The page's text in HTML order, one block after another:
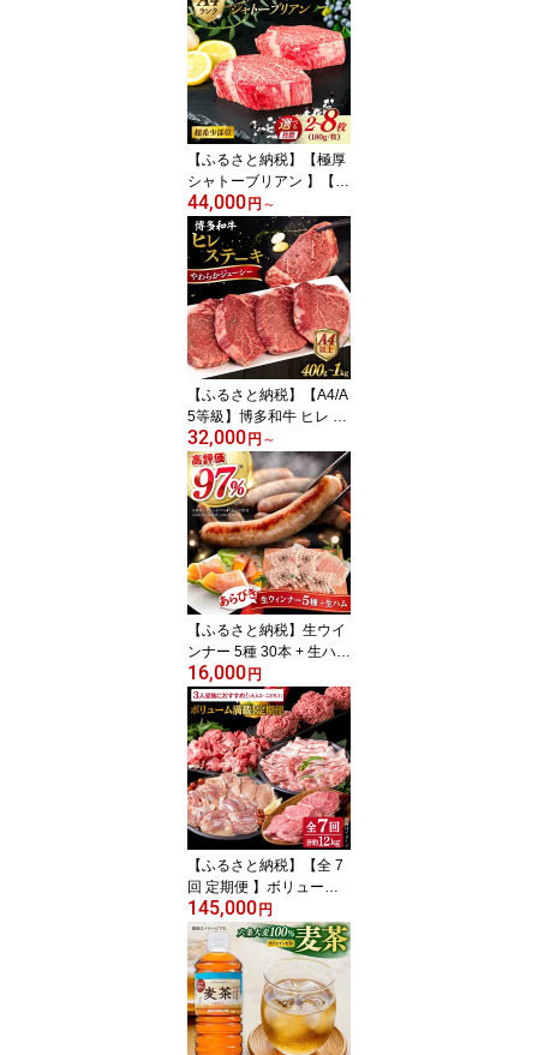
【ふるさと納税】【極厚
シャトーブリアン 】【選
べる枚数】1枚 180g A4
ランク 糸島 黒毛和牛 ス
テーキ 糸島市 / 糸島ミー
トデリ工房 [ACA129] 黒
毛和牛 冷凍配送 2枚 3枚
4枚 6枚 8枚174000円 17
万円
44,000円 ～
【ふるさと納税】【A4/A
5等級】博多和牛 ヒレ ス
テーキ 1枚100g【枚数選
べる】400g / 600g / 800
g / 1kg 糸島市 / ヒサダヤ
フーズ [AIA010] ギフト
黒毛和牛 冷凍配送 牛肉
ステーキ肉
32,000円 ～
【ふるさと納税】生ウイ
ンナー 5種 30本 + 生ハム
詰め合わせ セット ( プレ
ーン / にんにく / チーズ /
こしょう / レモン) 糸島 /
糸島手造りハム [AAC00
4] ギフト 贈答 おくりも
の 冷凍 BBQ
16,000円
【ふるさと納税】【全 7
回 定期便 】ボリューム
満載！ 黒毛和牛 博多華
味鶏 糸島華豚 計12.1kg
セット A4ランク 糸島
【糸島ミートデリ工房】
[ACA086] 牛バラ 牛スネ
肉 ブロック 豚こま切れ
豚バラ 鶏もも ミンチ ハ
145,000円